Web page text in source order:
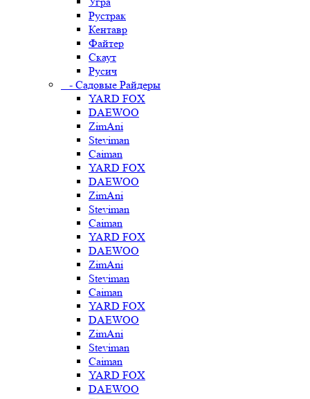
Рустрак
Кентавр
Файтер
Скаут
Русич
- Садовые Райдеры
YARD FOX
DAEWOO
ZimAni
Steviman
Caiman
YARD FOX
DAEWOO
ZimAni
Steviman
Caiman
YARD FOX
DAEWOO
ZimAni
Steviman
Caiman
YARD FOX
DAEWOO
ZimAni
Steviman
Caiman
YARD FOX
DAEWOO